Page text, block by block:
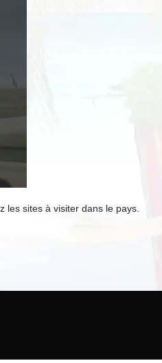
les sites à visiter dans le pays.